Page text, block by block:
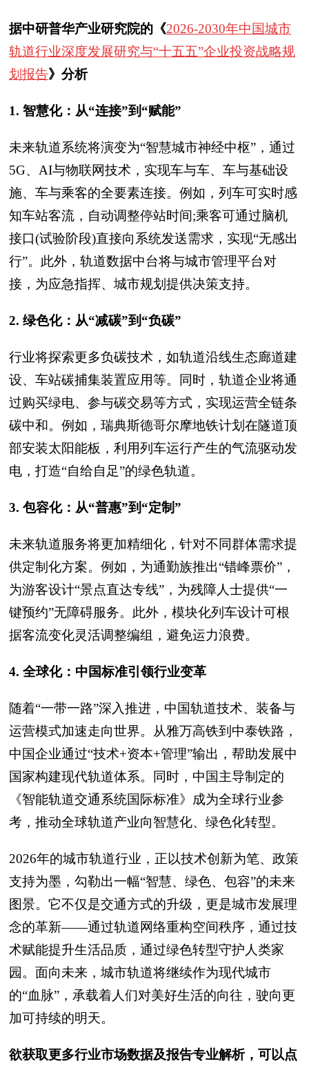
据中研普华产业研究院的《2026-2030年中国城市
轨道行业深度发展研究与“十五五”企业投资战略规
划报告》 分析
1. 智慧化：从“连接”到“赋能”
未来轨道系统将演变为“智慧城市神经中枢”，通过
5G、AI与物联网技术，实现车与车、车与基础设
施、车与乘客的全要素连接。例如，列车可实时感
知车站客流，自动调整停站时间;乘客可通过脑机
接口(试验阶段)直接向系统发送需求，实现“无感出
行”。此外，轨道数据中台将与城市管理平台对
接，为应急指挥、城市规划提供决策支持。
2. 绿色化：从“减碳”到“负碳”
行业将探索更多负碳技术，如轨道沿线生态廊道建
设、车站碳捕集装置应用等。同时，轨道企业将通
过购买绿电、参与碳交易等方式，实现运营全链条
碳中和。例如，瑞典斯德哥尔摩地铁计划在隧道顶
部安装太阳能板，利用列车运行产生的气流驱动发
电，打造“自给自足”的绿色轨道。
3. 包容化：从“普惠”到“定制”
未来轨道服务将更加精细化，针对不同群体需求提
供定制化方案。例如，为通勤族推出“错峰票价”，
为游客设计“景点直达专线”，为残障人士提供“一
键预约”无障碍服务。此外，模块化列车设计可根
据客流变化灵活调整编组，避免运力浪费。
4. 全球化：中国标准引领行业变革
随着“一带一路”深入推进，中国轨道技术、装备与
运营模式加速走向世界。从雅万高铁到中泰铁路，
中国企业通过“技术+资本+管理”输出，帮助发展中
国家构建现代轨道体系。同时，中国主导制定的
《智能轨道交通系统国际标准》成为全球行业参
考，推动全球轨道产业向智慧化、绿色化转型。
2026年的城市轨道行业，正以技术创新为笔、政策
支持为墨，勾勒出一幅“智慧、绿色、包容”的未来
图景。它不仅是交通方式的升级，更是城市发展理
念的革新——通过轨道网络重构空间秩序，通过技
术赋能提升生活品质，通过绿色转型守护人类家
园。面向未来，城市轨道将继续作为现代城市
的“血脉”，承载着人们对美好生活的向往，驶向更
加可持续的明天。
欲获取更多行业市场数据及报告专业解析，可以点